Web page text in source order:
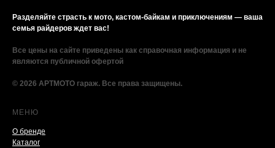
Разделяйте страсть к мото, кастом-байкам и приключениям — ваша
семья райдеров ждет вас!
Все цены на сайте приведены как справочная информация и не
являются публичной офертой
© 2026 АРТМОТО гараж. Все права защищены.
МЕНЮ
О бренде
Каталог